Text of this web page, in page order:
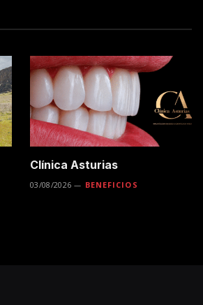
Clínica Asturias
03/08/2026 BENEFICIOS